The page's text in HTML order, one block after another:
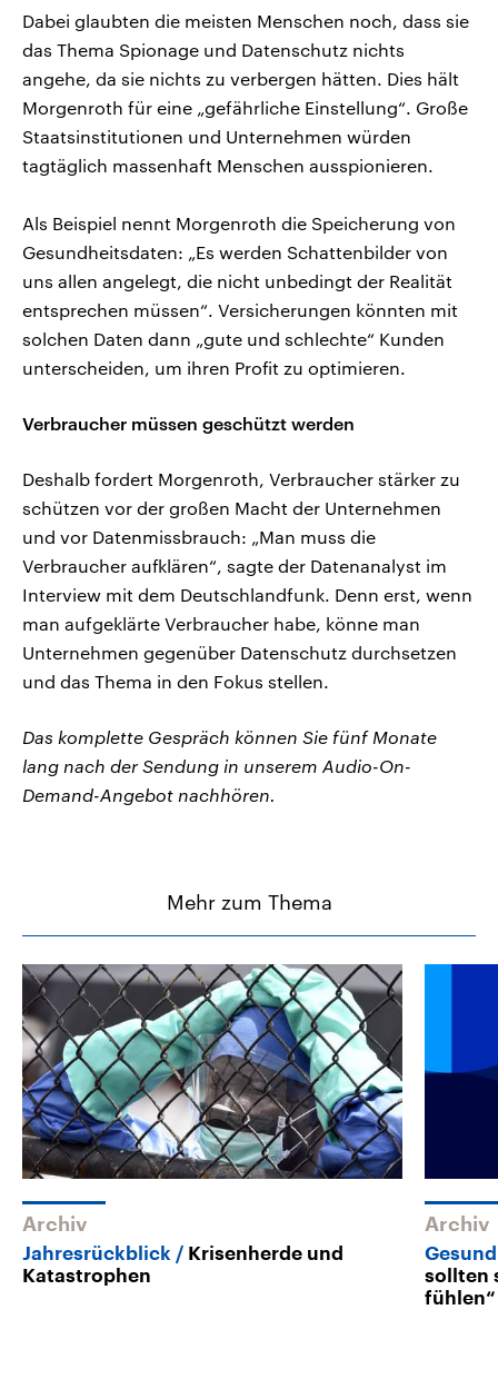
Dabei glaubten die meisten Menschen noch, dass sie
das Thema Spionage und Datenschutz nichts
angehe, da sie nichts zu verbergen hätten. Dies hält
Morgenroth für eine „gefährliche Einstellung“. Große
Staatsinstitutionen und Unternehmen würden
tagtäglich massenhaft Menschen ausspionieren.
Als Beispiel nennt Morgenroth die Speicherung von
Gesundheitsdaten: „Es werden Schattenbilder von
uns allen angelegt, die nicht unbedingt der Realität
entsprechen müssen“. Versicherungen könnten mit
solchen Daten dann „gute und schlechte“ Kunden
unterscheiden, um ihren Profit zu optimieren.
Verbraucher müssen geschützt werden
Deshalb fordert Morgenroth, Verbraucher stärker zu
schützen vor der großen Macht der Unternehmen
und vor Datenmissbrauch: „Man muss die
Verbraucher aufklären“, sagte der Datenanalyst im
Interview mit dem Deutschlandfunk. Denn erst, wenn
man aufgeklärte Verbraucher habe, könne man
Unternehmen gegenüber Datenschutz durchsetzen
und das Thema in den Fokus stellen.
Das komplette Gespräch können Sie fünf Monate
lang nach der Sendung in unserem Audio-On-
Demand-Angebot nachhören.
Mehr zum Thema
Archiv
Jahresrückblick
Krisenherde und
Katastrophen
Archiv
sollten
fühlen“